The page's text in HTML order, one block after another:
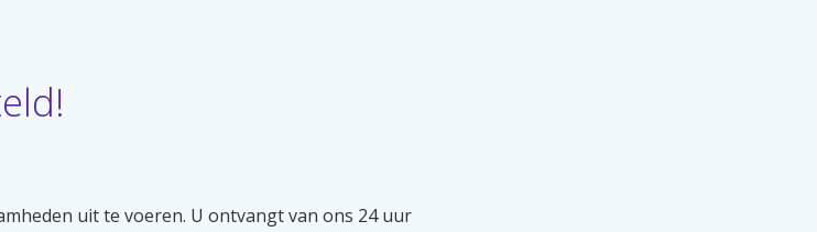
uit te voeren. U ontvangt van ons 24 uur